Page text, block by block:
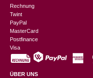
Rechnung
Twint
PayPal
MasterCard
Postfinance
Visa
ÜBER UNS